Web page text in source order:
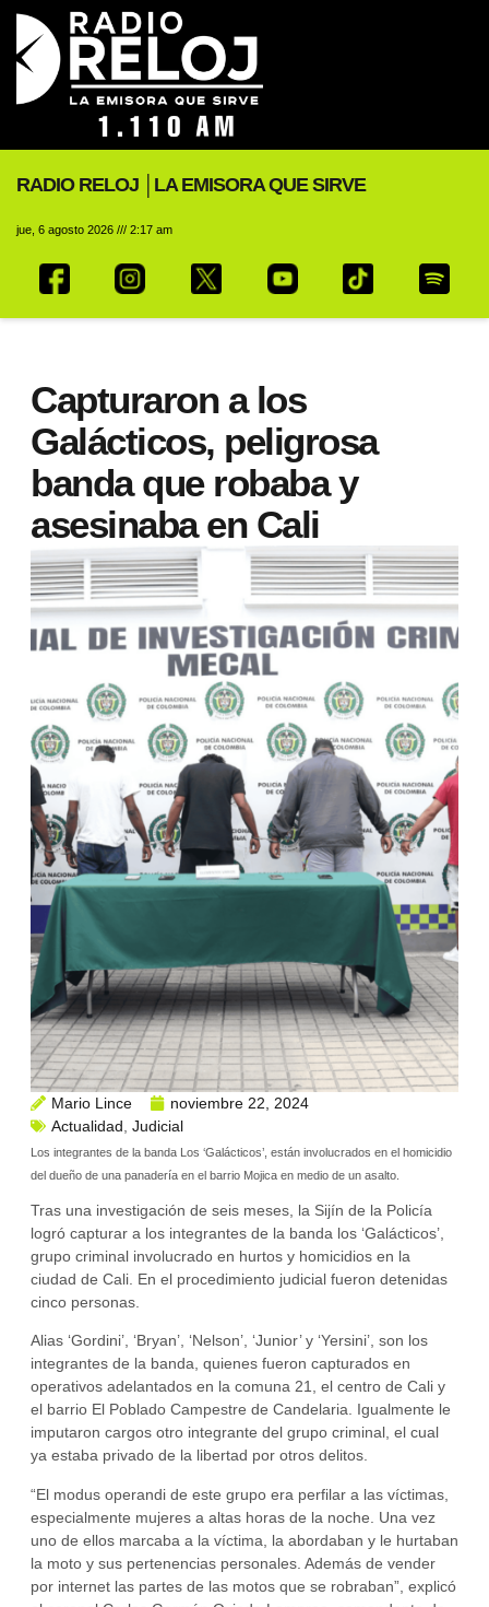
RADIO RELOJ │LA EMISORA QUE SIRVE
jue, 6 agosto 2026 /// 2:17 am
Capturaron a los
Galácticos, peligrosa
banda que robaba y
asesinaba en Cali
Mario Lince
noviembre 22, 2024
Actualidad Judicial
Los integrantes de la banda Los ‘Galácticos’, están involucrados en el homicidio
del dueño de una panadería en el barrio Mojica en medio de un asalto.
Tras una investigación de seis meses, la Sijín de la Policía
logró capturar a los integrantes de la banda los ‘Galácticos’,
grupo criminal involucrado en hurtos y homicidios en la
ciudad de Cali. En el procedimiento judicial fueron detenidas
cinco personas.
Alias ‘Gordini’, ‘Bryan’, ‘Nelson’, ‘Junior’ y ‘Yersini’, son los
integrantes de la banda, quienes fueron capturados en
operativos adelantados en la comuna 21, el centro de Cali y
el barrio El Poblado Campestre de Candelaria. Igualmente le
imputaron cargos otro integrante del grupo criminal, el cual
ya estaba privado de la libertad por otros delitos.
“El modus operandi de este grupo era perfilar a las víctimas,
especialmente mujeres a altas horas de la noche. Una vez
uno de ellos marcaba a la víctima, la abordaban y le hurtaban
la moto y sus pertenencias personales. Además de vender
por internet las partes de las motos que se robraban”, explicó